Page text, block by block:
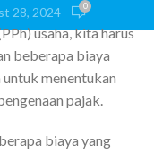
28, 2024 0
usaha, kita harus
beberapa biaya
menentukan
pajak.
biaya yang